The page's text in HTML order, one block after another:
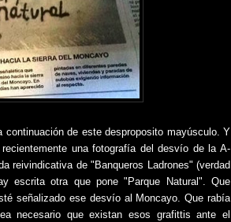
continuación de este desproposito mayúsculo. Y
una fotografía del desvío de la A-
reivindicativa de "Banqueros Ladrones" (verdad
escrita otra que pone "Parque Natural". Que
señalizado ese desvío al Moncayo. Que rabía
necesario que existan esos grafittis ante el